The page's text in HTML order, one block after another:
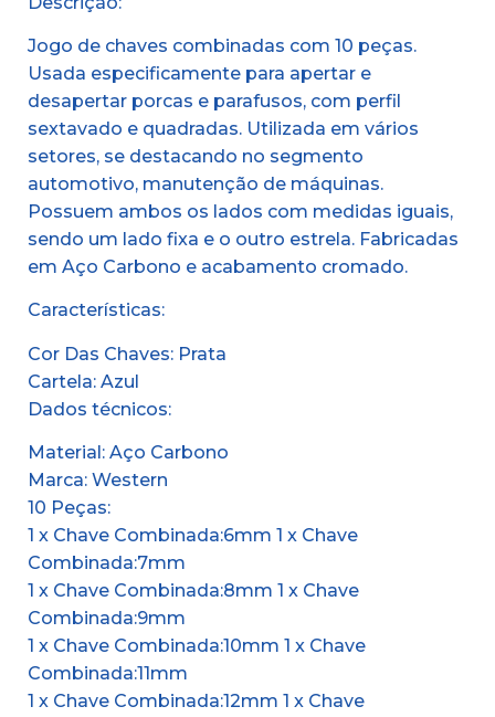
Jogo de chaves combinadas com 10 peças.
Usada especificamente para apertar e
desapertar porcas e parafusos, com perfil
sextavado e quadradas. Utilizada em vários
setores, se destacando no segmento
automotivo, manutenção de máquinas.
Possuem ambos os lados com medidas iguais,
sendo um lado fixa e o outro estrela. Fabricadas
em Aço Carbono e acabamento cromado.
Características:
Cor Das Chaves: Prata
Cartela: Azul
Dados técnicos:
Material: Aço Carbono
Marca: Western
10 Peças:
1 x Chave Combinada:6mm 1 x Chave
Combinada:7mm
1 x Chave Combinada:8mm 1 x Chave
Combinada:9mm
1 x Chave Combinada:10mm 1 x Chave
Combinada:11mm
1 x Chave Combinada:12mm 1 x Chave